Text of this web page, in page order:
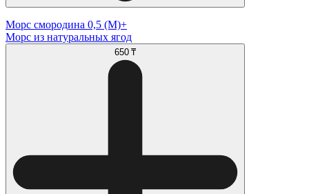
Морс смородина 0,5 (М)+
Морс из натуральных ягод
650 ₸